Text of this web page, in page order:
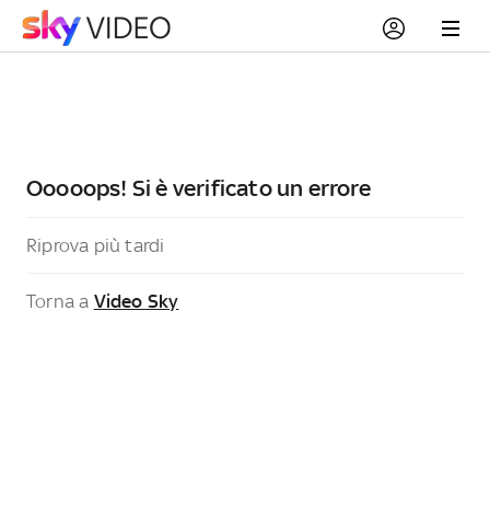
Ooooops! Si è verificato un errore
Riprova più tardi
Torna a Video Sky